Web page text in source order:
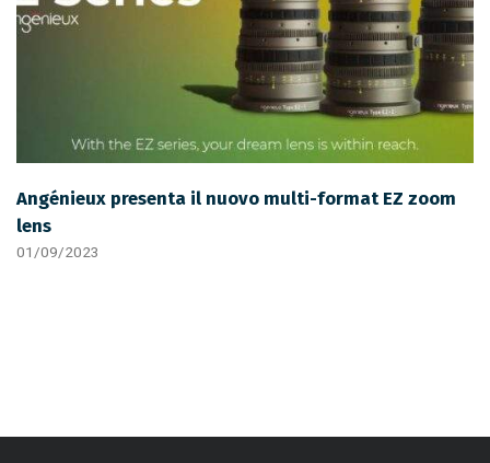
Angénieux presenta il nuovo multi-format EZ zoom
lens
01/09/2023